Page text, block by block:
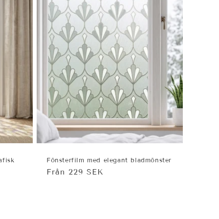
Fönsterfilm med elegant bladmönster
Ordinarie
Från 229 SEK